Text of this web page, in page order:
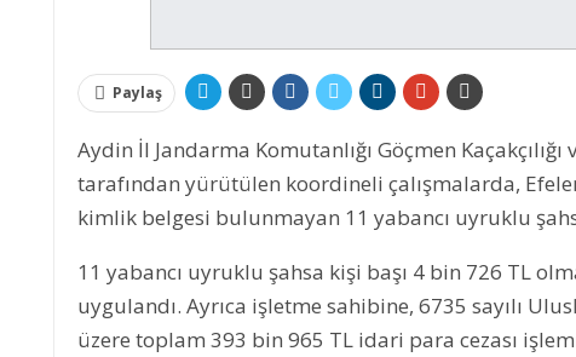
Paylaş
Aydin İl Jandarma Komutanlığı Göçmen
tarafından yürütülen koordineli çalışmalarda,
kimlik belgesi bulunmayan 11 yabancı uyruklu
11 yabancı uyruklu şahsa kişi başı 4 bin 726 TL
uygulandı. Ayrıca işletme sahibine, 6735 sayılı
üzere toplam 393 bin 965 TL idari para cezası